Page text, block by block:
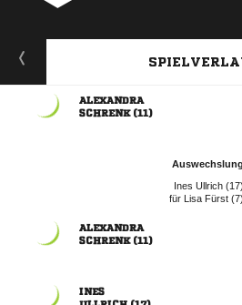

 
Auswechslung
  
für   

 
